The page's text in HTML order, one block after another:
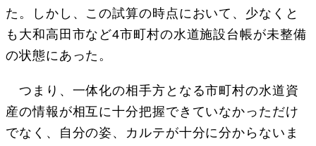
た。しかし、この試算の時点において、少なくと
も大和高田市など4市町村の水道施設台帳が未整備
の状態にあった。
つまり、一体化の相手方となる市町村の水道資
産の情報が相互に十分把握できていなかっただけ
でなく、自分の姿、カルテが十分に分からないま